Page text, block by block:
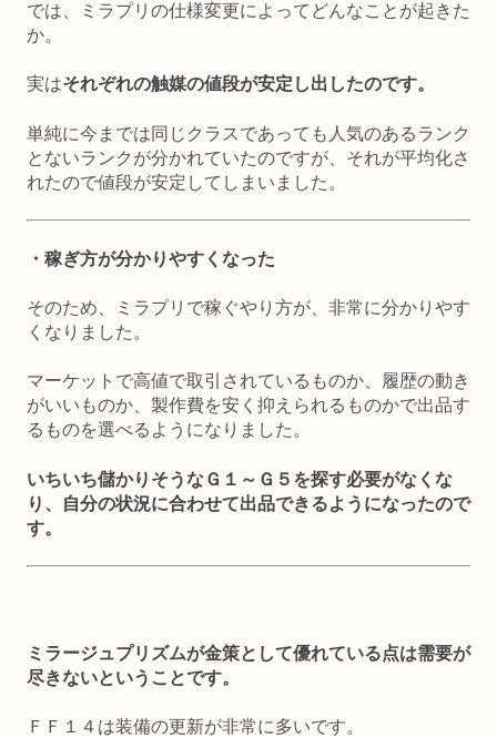
では、ミラプリの仕様変更によってどんなことが起きた
か。
実はそれぞれの触媒の値段が安定し出したのです。
単純に今までは同じクラスであっても人気のあるランク
とないランクが分かれていたのですが、それが平均化さ
れたので値段が安定してしまいました。
・稼ぎ方が分かりやすくなった
そのため、ミラプリで稼ぐやり方が、非常に分かりやす
くなりました。
マーケットで高値で取引されているものか、履歴の動き
がいいものか、製作費を安く抑えられるものかで出品す
るものを選べるようになりました。
いちいち儲かりそうなＧ１～Ｇ５を探す必要がなくな
り、自分の状況に合わせて出品できるようになったので
す。
ミラージュプリズムが金策として優れている点は需要が
尽きないということです。
ＦＦ１４は装備の更新が非常に多いです。